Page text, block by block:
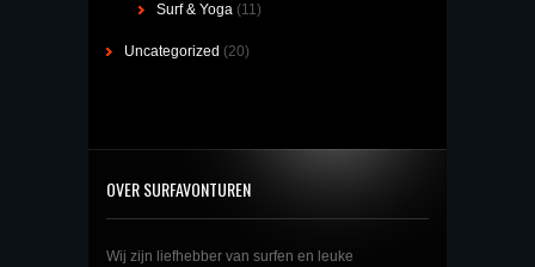
Surf & Yoga (11)
Uncategorized (20)
OVER SURFAVONTUREN
Wij zijn liefhebber van surfen en leuke